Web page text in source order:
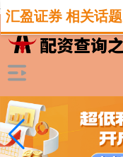
-->汇盈证券 相关话题